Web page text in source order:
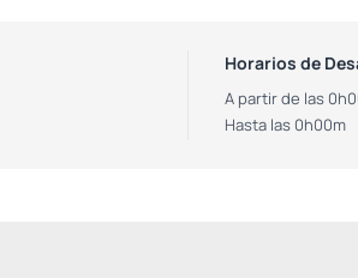
Horarios de
A partir de las
Hasta las 0h00m